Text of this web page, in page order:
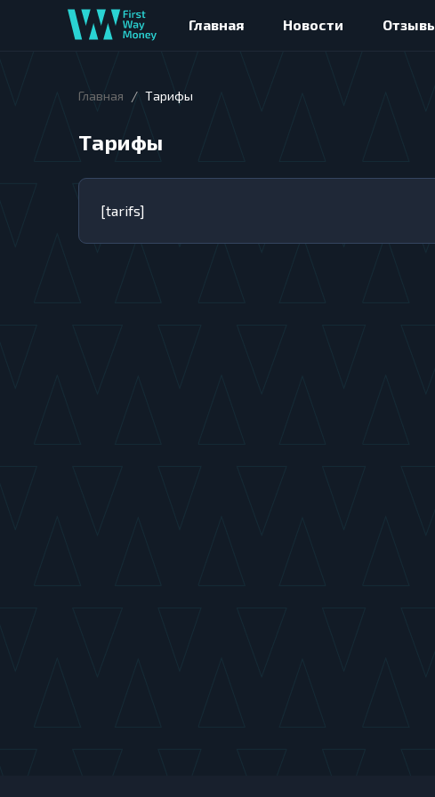
Главная Новости
Главная / Тарифы
Тарифы
[tarifs]